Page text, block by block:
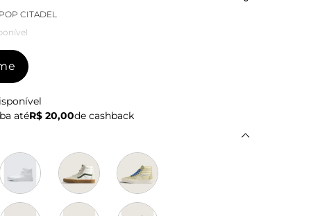
CITADEL
atéR$ 20,00de cashback